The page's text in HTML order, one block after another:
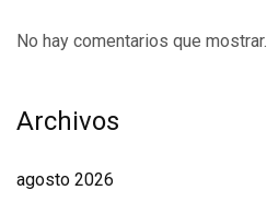
No hay comentarios que mostrar.
Archivos
agosto 2026